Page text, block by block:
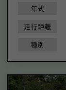
年式
走行距離
種別